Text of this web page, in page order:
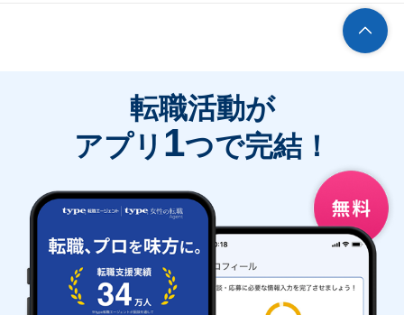
転職活動が
アプリ 1つで完結！